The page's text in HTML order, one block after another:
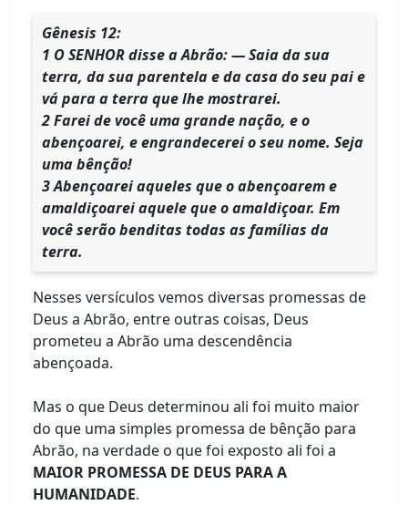
Gênesis 12:
1 O SENHOR disse a Abrão: — Saia da sua
terra, da sua parentela e da casa do seu pai e
vá para a terra que lhe mostrarei.
2 Farei de você uma grande nação, e o
abençoarei, e engrandecerei o seu nome. Seja
uma bênção!
3 Abençoarei aqueles que o abençoarem e
amaldiçoarei aquele que o amaldiçoar. Em
você serão benditas todas as famílias da
terra.
Nesses versículos vemos diversas promessas de
Deus a Abrão, entre outras coisas, Deus
prometeu a Abrão uma descendência
abençoada.
Mas o que Deus determinou ali foi muito maior
do que uma simples promessa de bênção para
Abrão, na verdade o que foi exposto ali foi a
MAIOR PROMESSA DE DEUS PARA A
HUMANIDADE.